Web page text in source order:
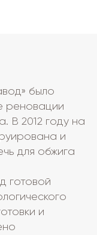
было
реновации
В 2012 году на
и
для обжига
готовой
и